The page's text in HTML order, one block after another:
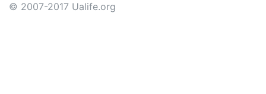
© 2007-2017 Ualife.org